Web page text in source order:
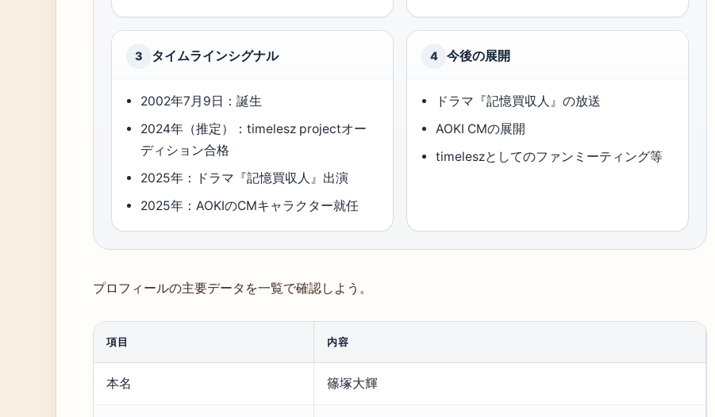
3 タイムラインシグナル
2002年7月9日：誕生
2024年（推定）：timelesz projectオー
ディション合格
2025年：ドラマ『記憶買収人』出演
2025年：AOKIのCMキャラクター就任
4 今後の展開
ドラマ『記憶買収人』の放送
AOKI CMの展開
timeleszとしてのファンミーティング等
プロフィールの主要データを一覧で確認しよう。
項目 内容
本名 篠塚大輝